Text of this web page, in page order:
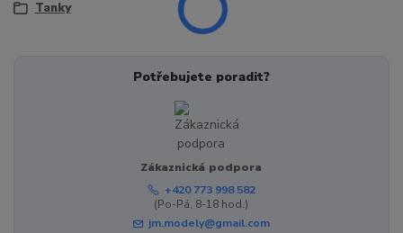
Tanky
Potřebujete poradit?
Zákaznická podpora
+420 773 998 582
(Po-Pá, 8-18 hod.)
jm.modely@gmail.com